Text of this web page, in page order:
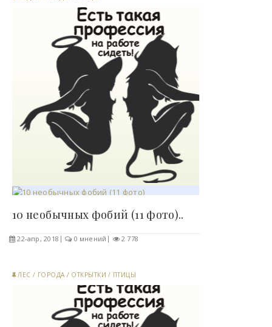
10 необычных фобий (11 фото)..
22-апр, 2018 0 мнений 2 778
ЛЕС / ГОРОДА / ОТКРЫТКИ / ПТИЦЫ